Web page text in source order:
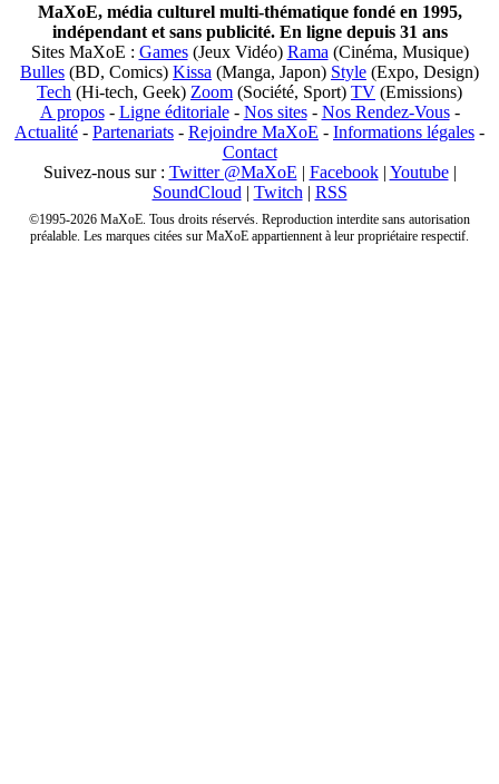
MaXoE, média culturel multi-thématique fondé en 1995,
indépendant et sans publicité. En ligne depuis 31 ans
Sites MaXoE : Games(Jeux Vidéo) Rama (Cinéma, Musique)
Bulles (BD, Comics) Kissa (Manga, Japon) Style (Expo, Design)
Tech (Hi-tech, Geek) Zoom (Société, Sport) TV (Emissions)
A propos- Ligne éditoriale- Nos sites- Nos Rendez-Vous-
Actualité - Partenariats - Rejoindre MaXoE - Informations légales -
Contact
Suivez-nous sur : Twitter @MaXoE | Facebook| Youtube|
SoundCloud | Twitch | RSS
©1995-2026 MaXoE. Tous droits réservés. Reproduction interdite sans autorisation
préalable. Les marques citées sur MaXoE appartiennent à leur propriétaire respectif.